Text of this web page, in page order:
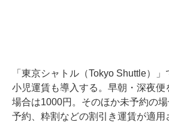
「東京シャトル（Tokyo Shuttle）
小児運賃も導入する。早朝・深夜便
場合は1000円。そのほか未予約の
予約、粋割などの割引き運賃が適用